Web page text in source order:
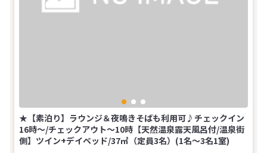
★【素泊り】ラウンジ＆夜鳴きそばも利用可♪チェックイン
16時～/チェックアウト～10時【天然温泉露天風呂付/温泉街
側】ツイン+デイベッド/37㎡（定員3名）(1名～3名1室)